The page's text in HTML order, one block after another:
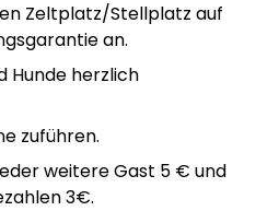
Zeltplatz/Stellplatz auf
an.
Hunde herzlich
zuführen.
weitere Gast 5 € und
3€.